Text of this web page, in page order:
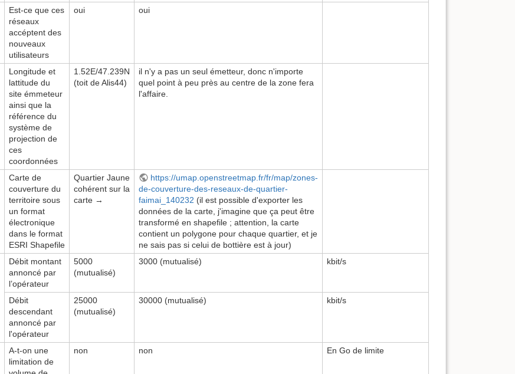
Est-ce que ces
réseaux
accéptent des
nouveaux
utilisateurs
oui oui
Longitude et
lattitude du
site émmeteur
ainsi que la
référence du
système de
projection de
ces
coordonnées
1.52E/47.239N
(toit de Alis44)
il n'y a pas un seul émetteur, donc n'importe
quel point à peu près au centre de la zone fera
l'affaire.
Carte de
couverture du
territoire sous
un format
électronique
dans le format
ESRI Shapefile
Quartier Jaune
cohérent sur la
carte →
https://umap.openstreetmap.fr/fr/map/zones-
de-couverture-des-reseaux-de-quartier-
faimai_140232 (il est possible d'exporter les
données de la carte, j'imagine que ça peut être
transformé en shapefile ; attention, la carte
contient un polygone pour chaque quartier, et je
ne sais pas si celui de bottière est à jour)
Débit montant
annoncé par
l’opérateur
5000
(mutualisé)
3000 (mutualisé) kbit/s
Débit
descendant
annoncé par
l'opérateur
25000
(mutualisé)
30000 (mutualisé) kbit/s
A-t-on une
limitation de
non non En Go de limite